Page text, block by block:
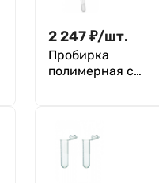
2 247₽/шт.
Пробирка
полимерная с
средой AMIES),
M.Med, уп. 100 шт